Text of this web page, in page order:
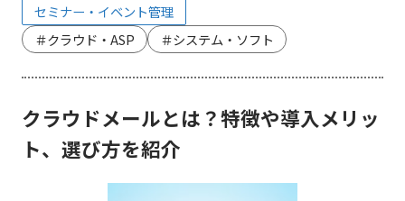
セミナー・イベント管理
＃クラウド・ASP
＃システム・ソフト
クラウドメールとは？特徴や導入メリッ
ト、選び方を紹介